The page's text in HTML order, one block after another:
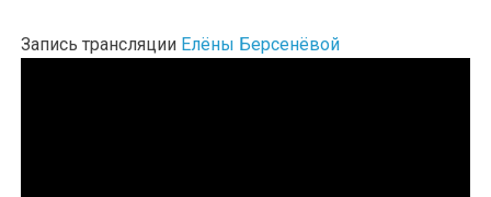
Запись трансляции Елёны Берсенёвой